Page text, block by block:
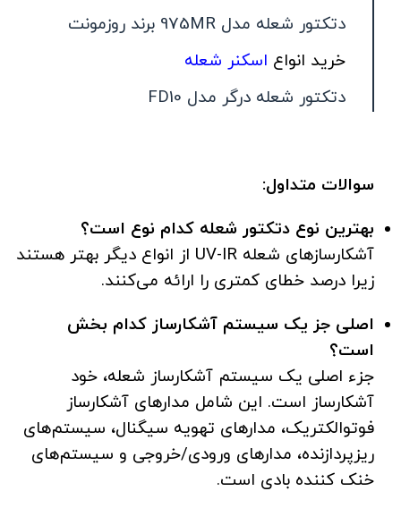
دتکتور شعله مدل 975MR برند روزمونت
خرید انواع اسکنر شعله
دتکتور شعله درگر مدل FD10
سوالات متداول:
بهترین نوع دتکتور شعله کدام نوع است؟
آشکارساز‌های شعله UV-IR از انواع دیگر بهتر هستند
زیرا درصد خطای کمتری را ارائه می‌کنند.
اصلی جز یک سیستم آشکارساز کدام بخش
است؟
جزء اصلی یک سیستم آشکارساز شعله، خود
آشکارساز است. این شامل مدارهای آشکارساز
فوتوالکتریک، مدارهای تهویه سیگنال، سیستم‌های
ریزپردازنده، مدارهای ورودی/خروجی و سیستم‌های
خنک کننده بادی است.